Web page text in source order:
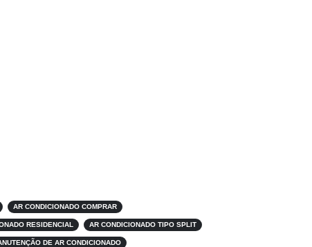
AR CONDICIONADO COMPRAR
RESIDENCIAL AR CONDICIONADO TIPO SPLIT
DE AR CONDICIONADO